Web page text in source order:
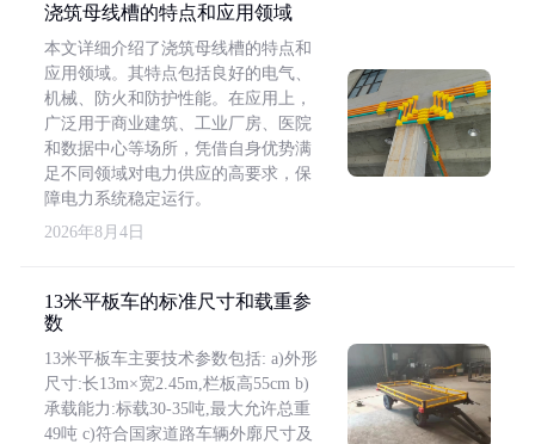
浇筑母线槽的特点和应用领域
本文详细介绍了浇筑母线槽的特点和
应用领域。其特点包括良好的电气、
机械、防火和防护性能。在应用上，
广泛用于商业建筑、工业厂房、医院
和数据中心等场所，凭借自身优势满
足不同领域对电力供应的高要求，保
障电力系统稳定运行。
2026年8月4日
13米平板车的标准尺寸和载重参
数
13米平板车主要技术参数包括: a)外形
尺寸:长13m×宽2.45m,栏板高55cm b)
承载能力:标载30-35吨,最大允许总重
49吨 c)符合国家道路车辆外廓尺寸及